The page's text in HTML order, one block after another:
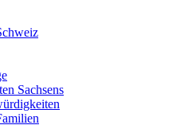
Sachsens